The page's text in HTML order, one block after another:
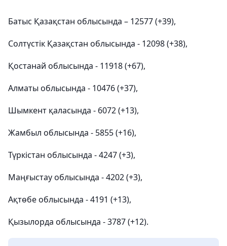
Батыс Қазақстан облысында – 12577 (+39),
Солтүстік Қазақстан облысында - 12098 (+38),
Қостанай облысында - 11918 (+67),
Алматы облысында - 10476 (+37),
Шымкент қаласында - 6072 (+13),
Жамбыл облысында - 5855 (+16),
Түркістан облысында - 4247 (+3),
Маңғыстау облысында - 4202 (+3),
Ақтөбе облысында - 4191 (+13),
Қызылорда облысында - 3787 (+12).